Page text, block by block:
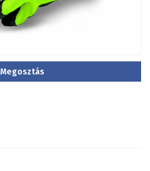
Megosztás